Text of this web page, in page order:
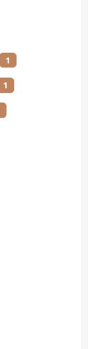
1
1